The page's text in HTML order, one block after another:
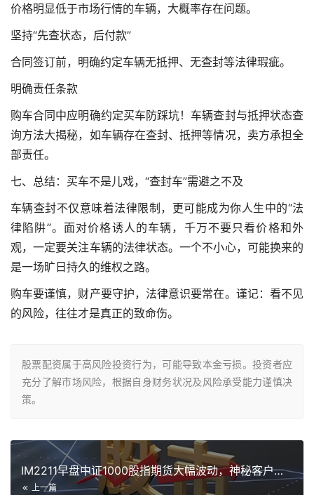
价格明显低于市场行情的车辆，大概率存在问题。
坚持“先查状态，后付款”
合同签订前，明确约定车辆无抵押、无查封等法律瑕疵。
明确责任条款
购车合同中应明确约定买车防踩坑！车辆查封与抵押状态查
询方法大揭秘，如车辆存在查封、抵押等情况，卖方承担全
部责任。
七、总结：买车不是儿戏，“查封车”需避之不及
车辆查封不仅意味着法律限制，更可能成为你人生中的“法
律陷阱”。面对价格诱人的车辆，千万不要只看价格和外
观，一定要关注车辆的法律状态。一个不小心，可能换来的
是一场旷日持久的维权之路。
购车要谨慎，财产要守护，法律意识要常在。谨记：看不见
的风险，往往才是真正的致命伤。
股票配资属于高风险投资行为，可能导致本金亏损。投资者应
充分了解市场风险，根据自身财务状况及风险承受能力谨慎决
策。
IM2211早盘中证1000股指期货大幅波动，神秘客户或损1
上一篇